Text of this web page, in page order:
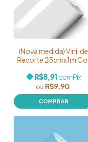
(Nova medida) Vinil de
Recorte 25cmx1m Cor
R$9,90
R$8,91comPix